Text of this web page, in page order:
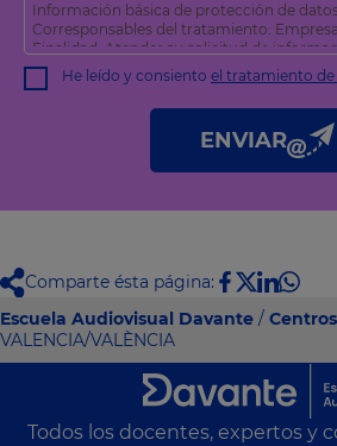
Información básica de protección de
Corresponsables del tratamiento:
Finalidad: Atender su solicitud de
comercial
Derechos: Puede acceder, rectificar y
como otros derechos tal y como se
He leído y consiento el tratamiento
ENVIAR
Comparte ésta página:
Escuela Audiovisual Davante /
VALENCIA/VALÈNCIA
Todos los docentes, expertos y